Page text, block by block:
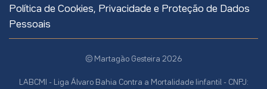
Política de Cookies, Privacidade e Proteção de Dados
Pessoais
© Martagão Gesteira 2026
LABCMI - Liga Álvaro Bahia Contra a Mortalidade Iinfantil - CNPJ: